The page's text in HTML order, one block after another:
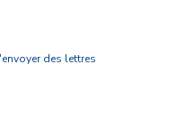
des lettres